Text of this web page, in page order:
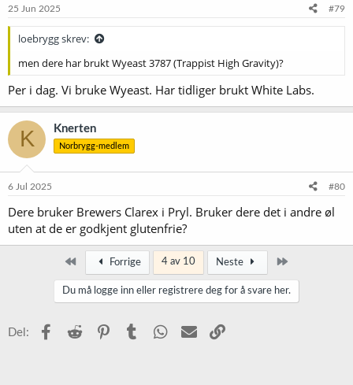
e
25 Jun 2025 #79
loebrygg skrev:
men dere har brukt Wyeast 3787 (Trappist High Gravity)?
Per i dag. Vi bruke Wyeast. Har tidliger brukt White Labs.
K Knerten
Norbrygg-medlem
6 Jul 2025 #80
Dere bruker Brewers Clarex i Pryl. Bruker dere det i andre øl
uten at de er godkjent glutenfrie?
Først Forrige 4 av 10 Neste
Du må logge inn eller registrere deg for å svare her.
Del: Facebook
Reddit PinterestTumblr WhatsApp
E-post